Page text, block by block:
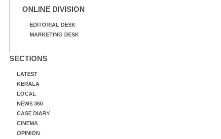
ONLINE DIVISION
EDITORIAL DESK
MARKETING DESK
SECTIONS
LATEST
KERALA
LOCAL
NEWS 360
CASE DIARY
CINEMA
OPINION